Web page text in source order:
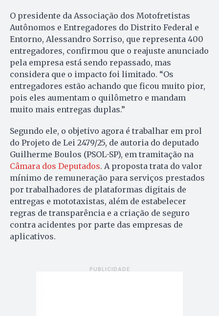
O presidente da Associação dos Motofretistas
Autônomos e Entregadores do Distrito Federal e
Entorno, Alessandro Sorriso, que representa 400
entregadores, confirmou que o reajuste anunciado
pela empresa está sendo repassado, mas
considera que o impacto foi limitado. “Os
entregadores estão achando que ficou muito pior,
pois eles aumentam o quilômetro e mandam
muito mais entregas duplas.”
Segundo ele, o objetivo agora é trabalhar em prol
do Projeto de Lei 2479/25, de autoria do deputado
Guilherme Boulos (PSOL-SP), em tramitação na
Câmara dos Deputados. A proposta trata do valor
mínimo de remuneração para serviços prestados
por trabalhadores de plataformas digitais de
entregas e mototaxistas, além de estabelecer
regras de transparência e a criação de seguro
contra acidentes por parte das empresas de
aplicativos.